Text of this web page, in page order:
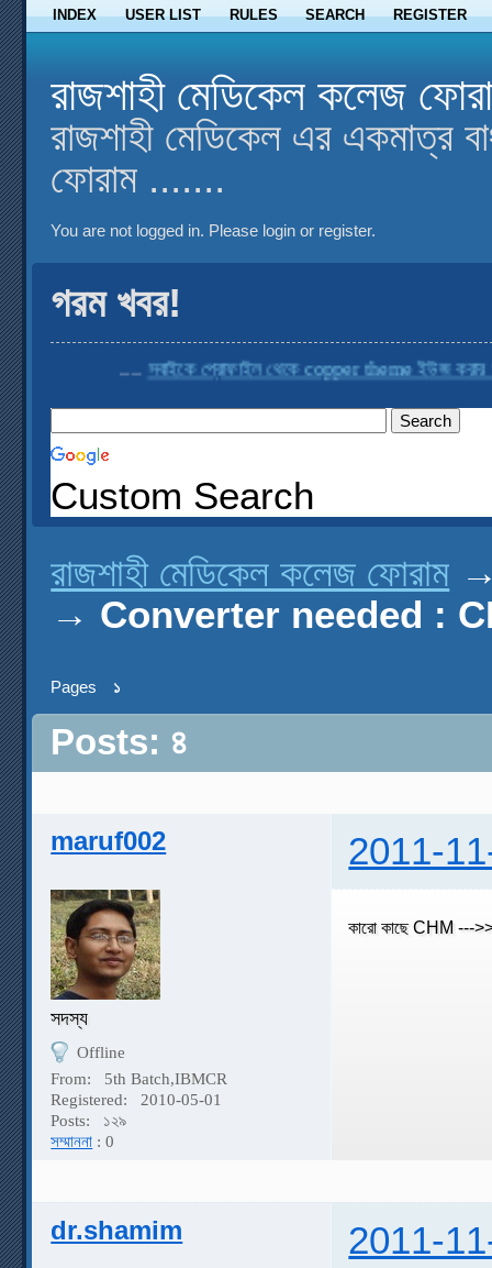
INDEX USER LIST RULES SEARCH REGISTER
রাজশাহী মেডিকেল কলেজ
রাজশাহী মেডিকেল এর একমাত্র
ফোরাম .......
You are not logged in. Please login or register.
গরম খবর!
....সবাইকে প্রোফাইল থেকে copper theme ইউজ করার
Custom Search
রাজশাহী মেডিকেল কলেজ ফোরাম
→ Converter needed :
Pages ১
Posts: ৪
maruf002 2011-
সদস্য
Offline
From:
5th Batch,IBMCR
Registered:
2010-05-01
Posts:
১২৯
সম্মাননা : 0
কারো কাছে CHM ---
dr.shamim 2011-